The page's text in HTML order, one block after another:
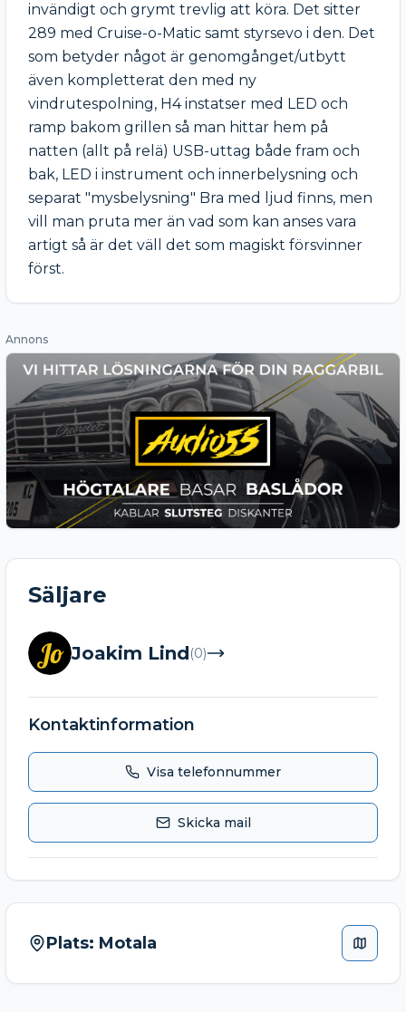
invändigt och grymt trevlig att köra. Det sitter
289 med Cruise-o-Matic samt styrsevo i den. Det
som betyder något är genomgånget/utbytt
även kompletterat den med ny
vindrutespolning, H4 instatser med LED och
ramp bakom grillen så man hittar hem på
natten (allt på relä) USB-uttag både fram och
bak, LED i instrument och innerbelysning och
separat "mysbelysning" Bra med ljud finns, men
vill man pruta mer än vad som kan anses vara
artigt så är det väll det som magiskt försvinner
först.
Annons
Säljare
Jo Joakim Lind(0)
Kontaktinformation
Visa telefonnummer
Skicka mail
Plats: Motala